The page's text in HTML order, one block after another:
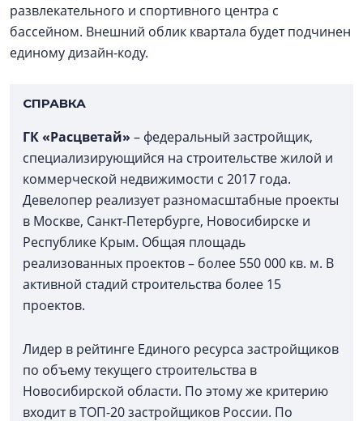
развлекательного и спортивного центра с
бассейном. Внешний облик квартала будет подчинен
единому дизайн-коду.
СПРАВКА
ГК «Расцветай» – федеральный застройщик,
специализирующийся на строительстве жилой и
коммерческой недвижимости с 2017 года.
Девелопер реализует разномасштабные проекты
в Москве, Санкт-Петербурге, Новосибирске и
Республике Крым. Общая площадь
реализованных проектов – более 550 000 кв. м. В
активной стадий строительства более 15
проектов.
Лидер в рейтинге Единого ресурса застройщиков
по объему текущего строительства в
Новосибирской области. По этому же критерию
входит в ТОП-20 застройщиков России. По